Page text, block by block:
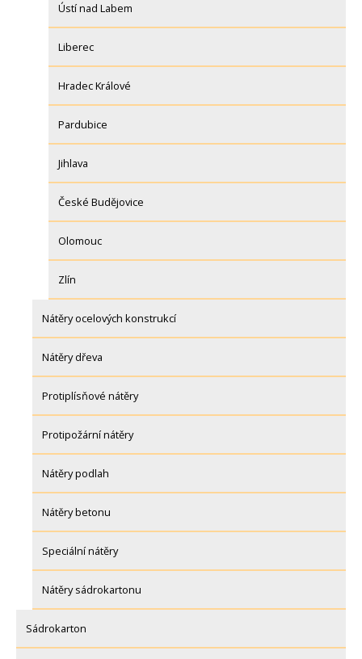
Ústí nad Labem
Liberec
Hradec Králové
Pardubice
Jihlava
České Budějovice
Olomouc
Zlín
Nátěry ocelových konstrukcí
Nátěry dřeva
Protiplísňové nátěry
Protipožární nátěry
Nátěry podlah
Nátěry betonu
Speciální nátěry
Nátěry sádrokartonu
Sádrokarton